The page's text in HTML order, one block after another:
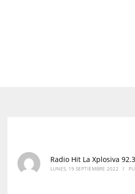
Radio Hit La Xplosiva
LUNES, 19 SEPTIEMBRE 2022 /